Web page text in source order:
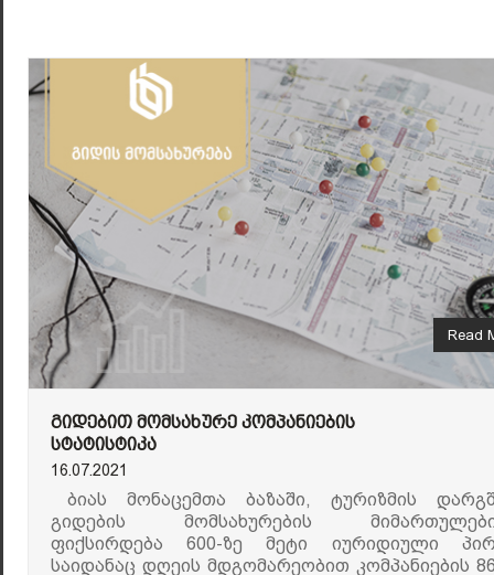
Read
ᲒᲘᲓᲔᲑᲘᲗ ᲛᲝᲛᲡᲐᲮᲣᲠᲔ ᲙᲝᲛᲞᲐᲜᲘᲔᲑᲘᲡ
ᲡᲢᲐᲢᲘᲡᲢᲘᲙᲐ
16.07.2021
ბიას მონაცემთა ბაზაში,
ტურიზმის
გიდების მომსახურების
ფიქსირდება 600-ზე მეტი იურიდიული
საიდანაც დღეის მდგომარეობით კომპანიების